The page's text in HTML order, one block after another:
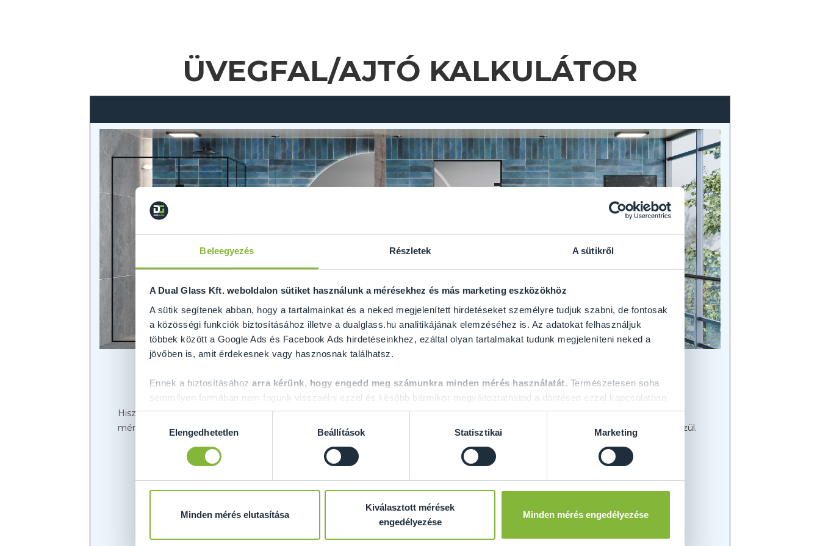
Beleegyezés Részletek A sütikről
A Dual Glass Kft. weboldalon sütiket használunk a mérésekhez és más marketing eszközökhöz
A sütik segítenek abban, hogy a tartalmainkat és a neked megjelenített hirdetéseket személyre tudjuk szabni, de fontosak
a közösségi funkciók biztosításához illetve a dualglass.hu analitikájának elemzéséhez is. Az adatokat felhasználjuk
többek között a Google Ads és Facebook Ads hirdetéseinkhez, ezáltal olyan tartalmakat tudunk megjeleníteni neked a
jövőben is, amit érdekesnek vagy hasznosnak találhatsz.
Ennek a biztosításához arra kérünk, hogy engedd meg számunkra minden mérés használatát. Természetesen soha
semmilyen formában nem fogunk visszaélni ezzel és később bármikor megváltoztathatod a döntésed ezzel kapcsolatban.
Előre is köszönjük!
Hozzájárulás
kiválasztásaElengedhetetlen Beállítások Statisztikai Marketing
Minden mérés elutasítása
Kiválasztott mérések
engedélyezése
Minden mérés engedélyezése
ÜVEGFAL/AJTÓ KALKULÁTOR
GRATULÁLUNK ÖNNEK
Hiszen egy lépéssel közelebb került álmai üvegajtajának megvalósításához! A következő oldalakon megadhatja tervezett ajtajának
méreteit, illetve igény szerint extra kiegészítőket is rakhat hozzá. Emellett lehetősége van választani különböző üvegmegoldások közül.
Mivel nyújt többet a Dual Glass?
10 ÉV GARANCIÁTadunk a fém alkatrészekre.
partnerektől.
Maximális léghangátlás akár 39 dB-ig
Gyors és professzionálisfelmérés és beépítés